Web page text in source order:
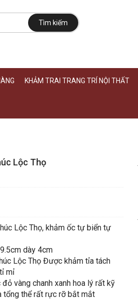
Tìm kiếm
KHẢM TRAI TRANG TRÍ NỘI THẤT
Lộc Thọ
Lộc Thọ, khảm ốc tự biển tự
dày 4cm
Lộc Thọ Được khảm tỉa tách
mỉ
vàng chanh xanh hoa lý rất kỹ
tổng thể rất rực rỡ bắt mắt